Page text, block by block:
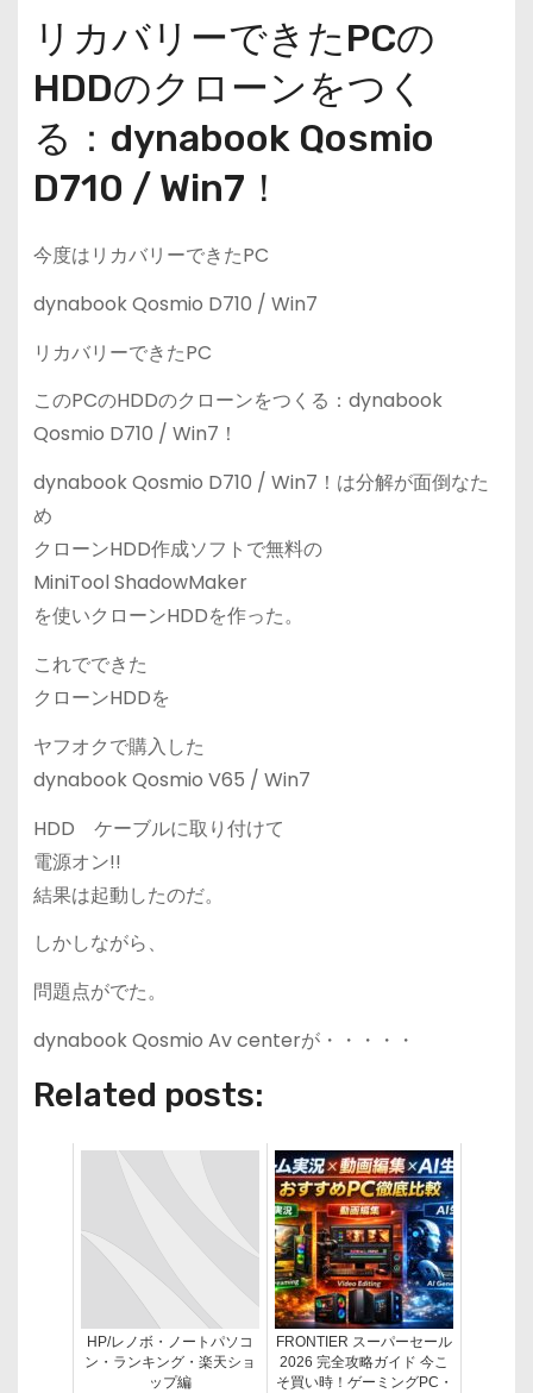
リカバリーできたPCの
HDDのクローンをつく
る：dynabook Qosmio
D710 / Win7！
今度はリカバリーできたPC
dynabook Qosmio D710 / Win7
リカバリーできたPC
このPCのHDDのクローンをつくる：dynabook
Qosmio D710 / Win7！
dynabook Qosmio D710 / Win7！は分解が面倒なた
め
クローンHDD作成ソフトで無料の
MiniTool ShadowMaker
を使いクローンHDDを作った。
これでできた
クローンHDDを
ヤフオクで購入した
dynabook Qosmio V65 / Win7
HDD ケーブルに取り付けて
電源オン!!
結果は起動したのだ。
しかしながら、
問題点がでた。
dynabook Qosmio Av centerが・・・・・
Related posts:
HP/レノボ・ノートパソコ
ン・ランキング・楽天ショ
ップ編
FRONTIER スーパーセール
2026 完全攻略ガイド 今こ
そ買い時！ゲーミングPC・